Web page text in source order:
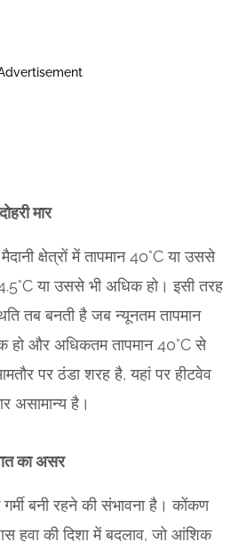
मार
क्षेत्रों में तापमान 40°C या उससे
या उससे भी अधिक हो। इसी तरह
तब बनती है जब न्यूनतम तापमान
हो और अधिकतम तापमान 40°C से
पर ठंडा शरह है, यहां पर हीटवेव
असामान्य है।
का असर
बनी रहने की संभावना है। कोंकण
हवा की दिशा में बदलाव, जो आंशिक